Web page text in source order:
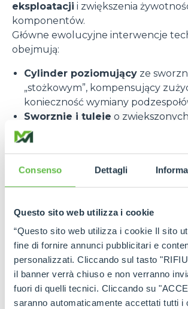
Consenso Dettagli
Questo sito web utilizza i cookie
“Questo sito web utilizza i cookie Il sito
fine di fornire annunci pubblicitari e
personalizzati. Cliccando sul tasto
il banner verrà chiuso e non verranno
fuori di quelli tecnici. Cliccando su
saranno automaticamente accettati tutti i
eksploatacji i zwiększenia
komponentów.
Główne ewolucyjne interwencje
obejmują:
Cylinder poziomujący ze
„stożkowym”, kompensujący
konieczność wymiany
Sworznie i tuleje o
(+45%) i powiększonym gnieździe
większej wytrzymałości
Przeprojektowany układ
elektrycznyułatwiający serwis i
przed błotem, kurzem i
Zmieniony system smarowania
konserwację i wydłużający
obrotowych karetki narzędziowej.
Jeśli chodzi o wydajność i
również rozkład sił i płynność
obracania karetki. Wymierna